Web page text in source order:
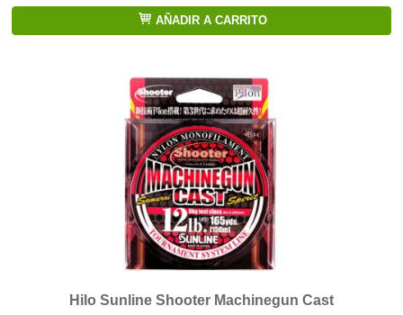
AÑADIR A CARRITO
Hilo Sunline Shooter Machinegun Cast